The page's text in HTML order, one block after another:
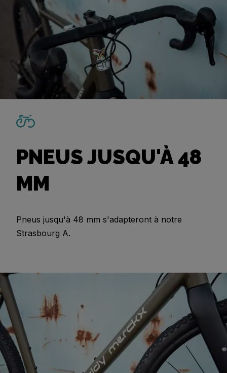
PNEUS JUSQU'À 48
MM
Pneus jusqu'à 48 mm s'adapteront à notre
Strasbourg A.